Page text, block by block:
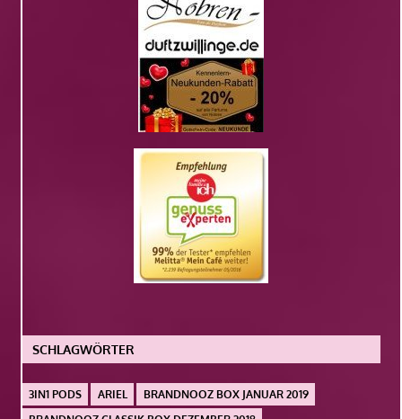
SCHLAGWÖRTER
3IN1 PODS ARIEL
BRANDNOOZ BOX JANUAR 2019